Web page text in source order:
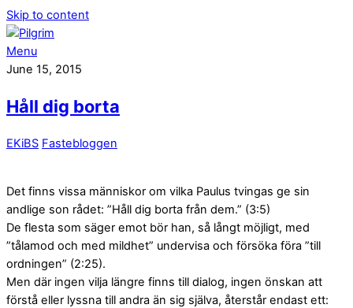
Skip to content
Menu
June 15, 2015
Håll dig borta
EKiBS Fastebloggen
Det finns vissa människor om vilka Paulus tvingas ge sin
andlige son rådet: ”Håll dig borta från dem.” (3:5)
De flesta som säger emot bör han, så långt möjligt, med
”tålamod och med mildhet” undervisa och försöka föra ”till
ordningen” (2:25).
Men där ingen vilja längre finns till dialog, ingen önskan att
förstå eller lyssna till andra än sig själva, återstår endast ett: